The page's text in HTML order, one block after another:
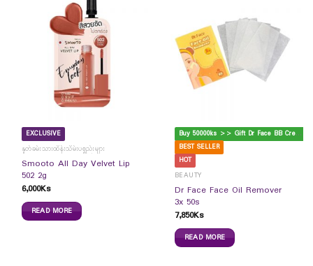
EXCLUSIVE
နှုတ်ခမ်းသားထိန်းသိမ်းပစ္စည်းများ
Smooto All Day Velvet Lip
502 2g
6,000Ks
READ MORE
B
uy 50000ks >> Gift Dr Face BB Cream
BEST SELLER
HOT
BEAUTY
Dr Face Face Oil Remover
3x 50s
7,850Ks
READ MORE